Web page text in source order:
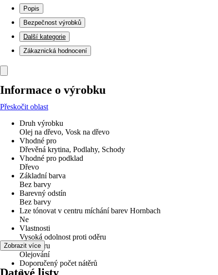
Popis
Bezpečnost výrobků
Další kategorie
Zákaznická hodnocení
Informace o výrobku
Přeskočit oblast
Druh výrobku
Olej na dřevo, Vosk na dřevo
Vhodné pro
Dřevěná krytina, Podlahy, Schody
Vhodné pro podklad
Dřevo
Základní barva
Bez barvy
Barevný odstín
Bez barvy
Lze tónovat v centru míchání barev Hornbach
Ne
Vlastnosti
Vysoká odolnost proti oděru
typ nátěru
Olejování
Doporučený počet nátěrů
2
Zobrazit více